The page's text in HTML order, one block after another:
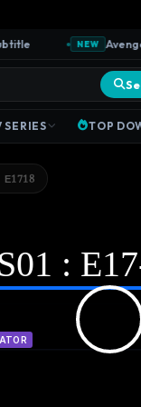
NEW Avengers:
SERIES TOP
: